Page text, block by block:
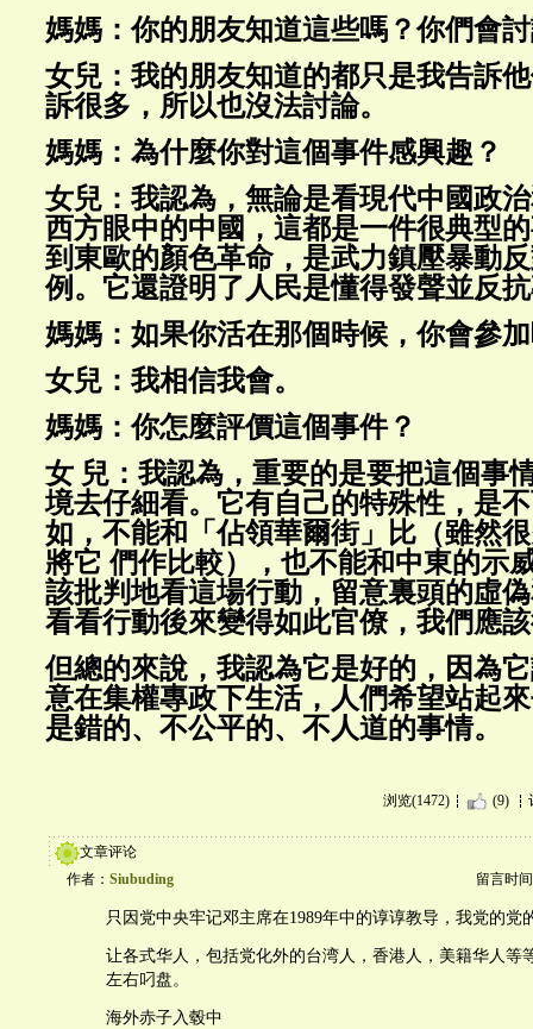
媽媽：你的朋友知道這些嗎？你們會
女兒：我的朋友知道的都只是我告訴
訴很多，所以也沒法討論。
媽媽：為什麼你對這個事件感興趣？
女兒：我認為，無論是看現代中國政
西方眼中的中國，這都是一件很典型
到東歐的顏色革命，是武力鎮壓暴動
例。它還證明了人民是懂得發聲並反
媽媽：如果你活在那個時候，你會參
女兒：我相信我會。
媽媽：你怎麼評價這個事件？
女 兒：我認為，重要的是要把這個事
境去仔細看。它有自己的特殊性，是
如，不能和「佔領華爾街」比（雖然
將它 們作比較），也不能和中東的示
該批判地看這場行動，留意裏頭的虛
看看行動後來變得如此官僚，我們應
但總的來說，我認為它是好的，因為
意在集權專政下生活，人們希望站起
是錯的、不公平的、不人道的事情。
浏览(1472) (9)
文章评论
作者： Siubuding 留言时
只因党中央牢记邓主席在1989年中的谆谆教导，我党的党
让各式华人，包括党化外的台湾人，香港人，美籍华人等
左右叼盘。
海外赤子入毂中